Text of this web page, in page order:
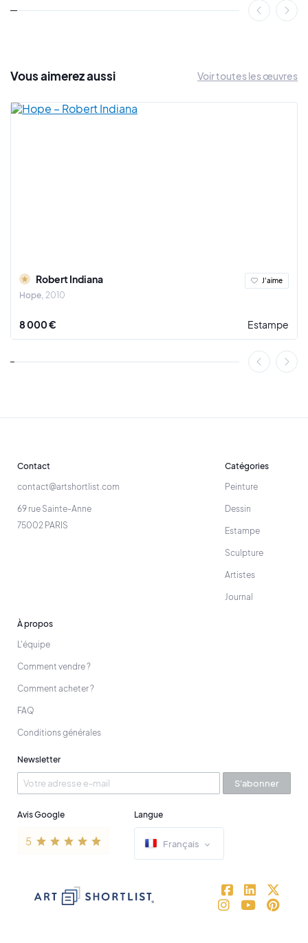
Vousaimerezaussi Voir toutes les œuvres
Robert Indiana
Hope 2010
J'aime
8 000 € Estampe
Contact
contact@artshortlist.com
69 rue Sainte-Anne
75002 PARIS
Catégories
Peinture
Dessin
Estampe
Sculpture
Artistes
Journal
À propos
L'équipe
Comment vendre ?
Comment acheter ?
FAQ
Conditions générales
Newsletter
S'abonner
Avis Google Langue
Français